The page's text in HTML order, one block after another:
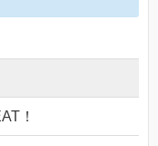
！